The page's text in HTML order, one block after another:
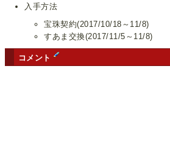
入手方法
宝珠契約(2017/10/18～11/8)
すあま交換(2017/11/5～11/8)
コメント